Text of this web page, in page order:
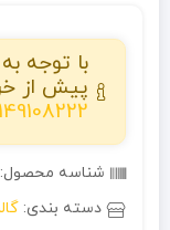
با توجه
پیش از
شناسه محصول:
دسته بندی: